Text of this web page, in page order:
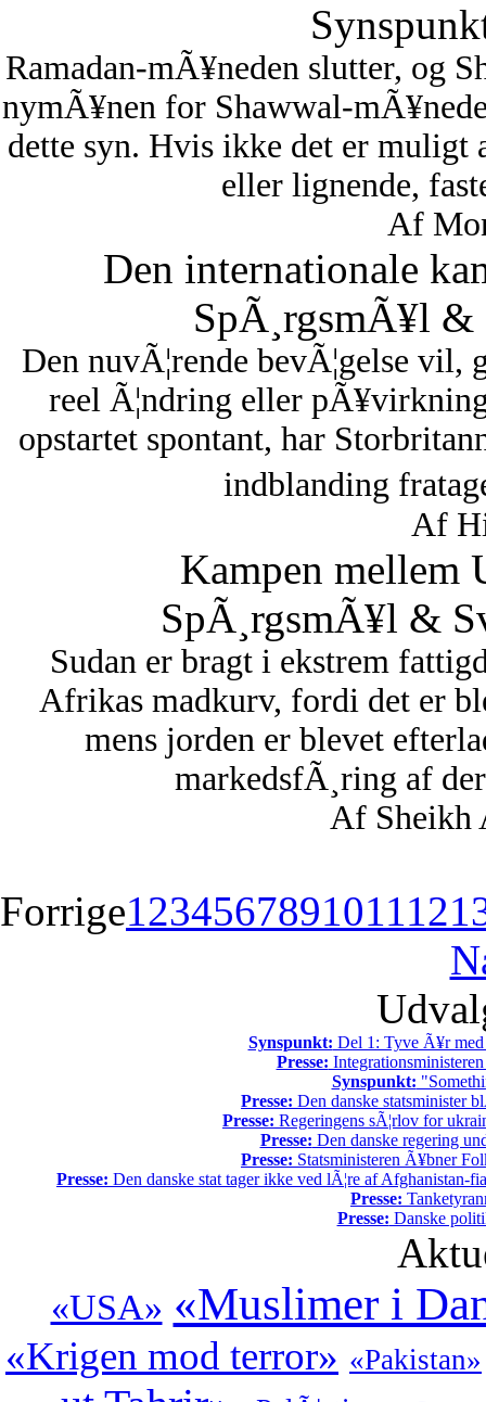
Ramadan-mÃ¥neden slutter, og
nymÃ¥nen for Shawwal-
dette syn. Hvis ikke det er
eller lignende,
Af
Den internationale
SpÃ¸rgsmÃ¥l
Den nuvÃ¦rende bevÃ¦gelse vil,
reel Ã¦ndring eller
opstartet spontant, har
indblanding
Af
Kampen mellem
SpÃ¸rgsmÃ¥l &
Sudan er bragt i ekstrem
Afrikas madkurv, fordi det er
mens jorden er blevet
markedsfÃ¸ring af
Af Sheikh
Forrige123456789101112
Synspunkt: Del 1: Tyve Ã¥r med
Presse:
Synspunkt:
Presse: Den danske statsminister
Presse: Regeringens sÃ¦rlov for
Presse: Den danske regering
Presse: Statsministeren Ã¥bner
Presse: Den danske stat tager ikke ved lÃ¦re af Afghanistan-
Presse:
Presse: Danske
«USA» «Muslimer i
«Krigen mod terror» «Pakistan»